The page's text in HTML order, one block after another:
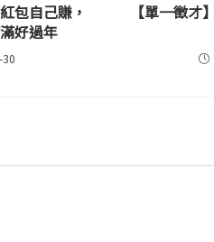
包自己賺，
好過年
【單一徵才